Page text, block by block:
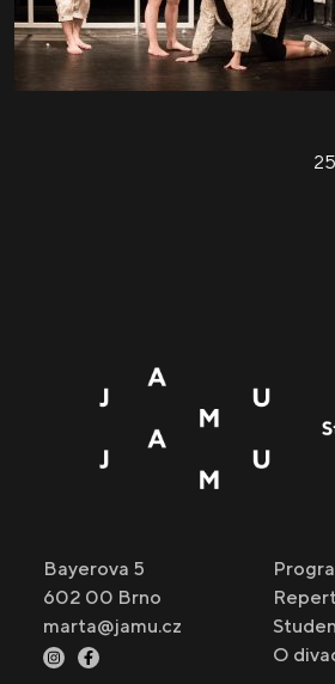
Bayerova 5
602 00 Brno
marta@jamu.cz
O